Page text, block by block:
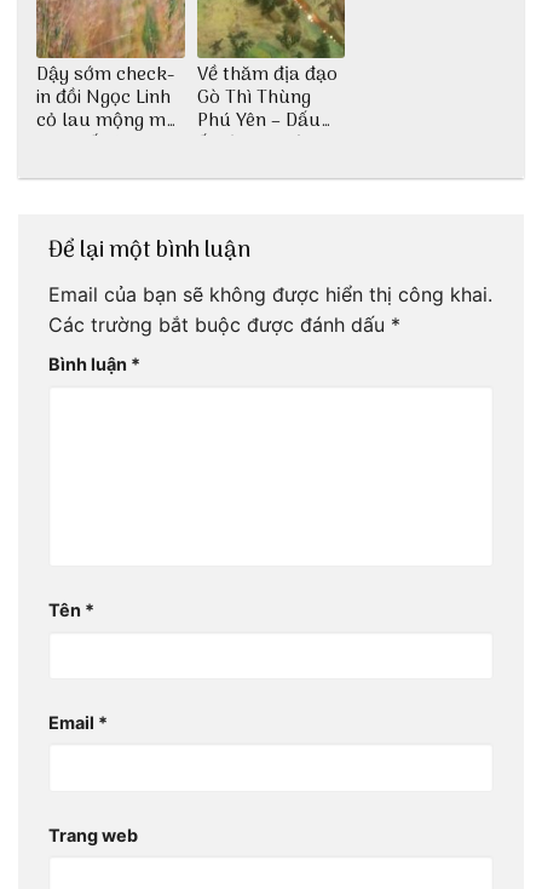
Dậy sớm check-
in đồi Ngọc Linh
cỏ lau mộng mơ
tại Huế nè bạn
Về thăm địa đạo
Gò Thì Thùng
Phú Yên – Dấu
ấn lịch sử còn
Để lại một bình luận
Email của bạn sẽ không được hiển thị công khai.
Các trường bắt buộc được đánh dấu *
Bình luận *
Tên *
Email *
Trang web